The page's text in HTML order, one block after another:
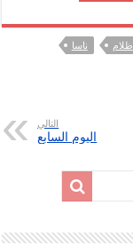
ظلام ناسا
التالي
اليوم السابع